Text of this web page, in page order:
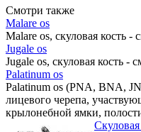
Смотри также
Malare os
Malare os, скуловая кость -
Jugale os
Jugale os, скуловая кость -
Palatinum os
Palatinum os (PNA, BNA,
лицевого черепа,
крылонебной ямки,
Скуловая